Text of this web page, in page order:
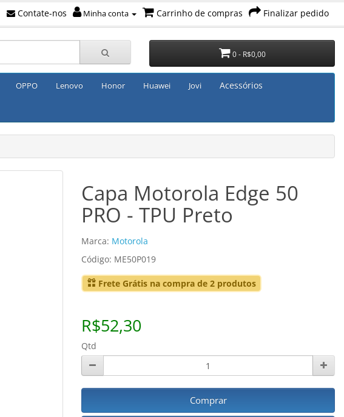
Contate-nos Minha conta Carrinho de compras Finalizar pedido
0 - R$0,00
OPPO Lenovo Honor Huawei Jovi Acessórios
Capa Motorola Edge 50
PRO - TPU Preto
Marca: Motorola
Código: ME50P019
Frete Grátis na compra de 2 produtos
R$52,30
Qtd
Comprar